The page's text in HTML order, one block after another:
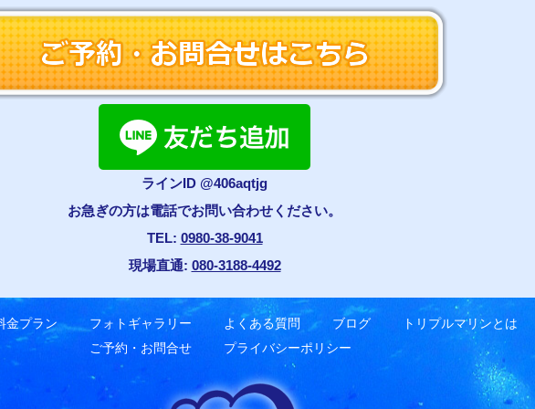
ラインID @406aqtjg
お急ぎの方は電話でお問い合わせください。
TEL: 0980-38-9041
現場直通: 080-3188-4492
金プラン フォトギャラリー よくある質問 ブログ
トリプルマリンとは
ご予約・お問合せ
プライバシーポリシー